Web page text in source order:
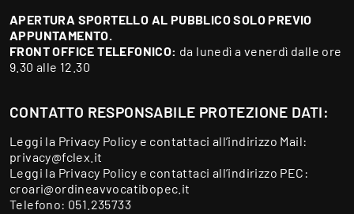
APERTURA SPORTELLO AL PUBBLICO SOLO PREVIO
APPUNTAMENTO.
FRONT OFFICE TELEFONICO: da lunedì a venerdì dalle ore
9.30 alle 12.30
CONTATTO RESPONSABILE PROTEZIONE DATI:
Leggi la Privacy Policy e contattaci all’indirizzo Mail:
privacy@fclex.it
Leggi la Privacy Policy e contattaci all’indirizzo PEC:
croari@ordineavvocatibopec.it
Telefono: 051.235733